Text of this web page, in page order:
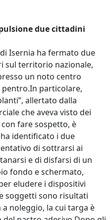
due cittadini
Isernia ha fermato due
sul territorio nazionale,
un noto centro
particolare,
allertato dalla
che aveva visto dei
fare sospetto, è
identificato i due
di sottrarsi ai
e di disfarsi di un
fondo e schermato,
eludere i dispositivi
soggetti sono risultati
noleggio, la cui targa è